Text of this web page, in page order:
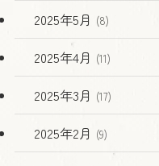
2025年5月 (8)
2025年4月 (11)
2025年3月 (17)
2025年2月 (9)